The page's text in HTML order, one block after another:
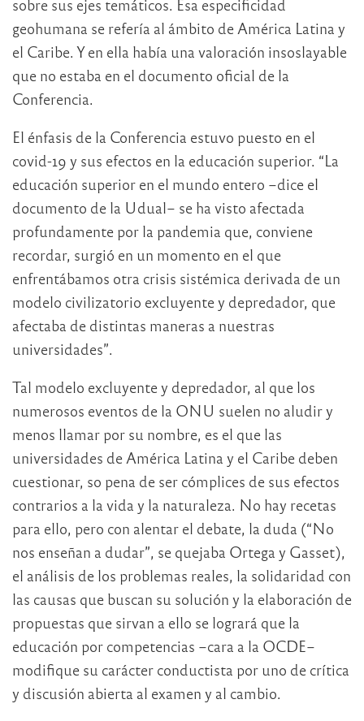
sobre sus ejes temáticos. Esa especificidad
geohumana se refería al ámbito de América Latina y
el Caribe. Y en ella había una valoración insoslayable
que no estaba en el documento oficial de la
Conferencia.
El énfasis de la Conferencia estuvo puesto en el
covid-19 y sus efectos en la educación superior. “La
educación superior en el mundo entero –dice el
documento de la Udual– se ha visto afectada
profundamente por la pandemia que, conviene
recordar, surgió en un momento en el que
enfrentábamos otra crisis sistémica derivada de un
modelo civilizatorio excluyente y depredador, que
afectaba de distintas maneras a nuestras
universidades”.
Tal modelo excluyente y depredador, al que los
numerosos eventos de la ONU suelen no aludir y
menos llamar por su nombre, es el que las
universidades de América Latina y el Caribe deben
cuestionar, so pena de ser cómplices de sus efectos
contrarios a la vida y la naturaleza. No hay recetas
para ello, pero con alentar el debate, la duda (“No
nos enseñan a dudar”, se quejaba Ortega y Gasset),
el análisis de los problemas reales, la solidaridad con
las causas que buscan su solución y la elaboración de
propuestas que sirvan a ello se logrará que la
educación por competencias –cara a la OCDE–
modifique su carácter conductista por uno de crítica
y discusión abierta al examen y al cambio.